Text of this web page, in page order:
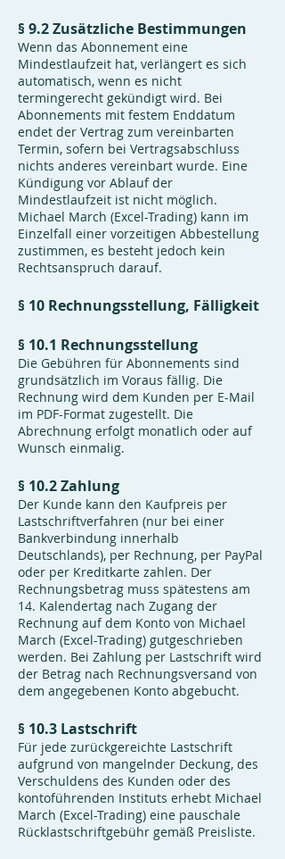
§ 9.2 Zusätzliche Bestimmungen
Wenn das Abonnement eine
Mindestlaufzeit hat, verlängert es sich
automatisch, wenn es nicht
termingerecht gekündigt wird. Bei
Abonnements mit festem Enddatum
endet der Vertrag zum vereinbarten
Termin, sofern bei Vertragsabschluss
nichts anderes vereinbart wurde. Eine
Kündigung vor Ablauf der
Mindestlaufzeit ist nicht möglich.
Michael March (Excel-Trading) kann im
Einzelfall einer vorzeitigen Abbestellung
zustimmen, es besteht jedoch kein
Rechtsanspruch darauf.
§ 10 Rechnungsstellung, Fälligkeit
§ 10.1 Rechnungsstellung
Die Gebühren für Abonnements sind
grundsätzlich im Voraus fällig. Die
Rechnung wird dem Kunden per E-Mail
im PDF-Format zugestellt. Die
Abrechnung erfolgt monatlich oder auf
Wunsch einmalig.
§ 10.2 Zahlung
Der Kunde kann den Kaufpreis per
Lastschriftverfahren (nur bei einer
Bankverbindung innerhalb
Deutschlands), per Rechnung, per PayPal
oder per Kreditkarte zahlen. Der
Rechnungsbetrag muss spätestens am
14. Kalendertag nach Zugang der
Rechnung auf dem Konto von Michael
March (Excel-Trading) gutgeschrieben
werden. Bei Zahlung per Lastschrift wird
der Betrag nach Rechnungsversand von
dem angegebenen Konto abgebucht.
§ 10.3 Lastschrift
Für jede zurückgereichte Lastschrift
aufgrund von mangelnder Deckung, des
Verschuldens des Kunden oder des
kontoführenden Instituts erhebt Michael
March (Excel-Trading) eine pauschale
Rücklastschriftgebühr gemäß Preisliste.